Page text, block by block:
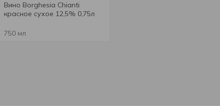
Вино Borghesia Chianti
красное сухое 12,5% 0,75л
750 мл